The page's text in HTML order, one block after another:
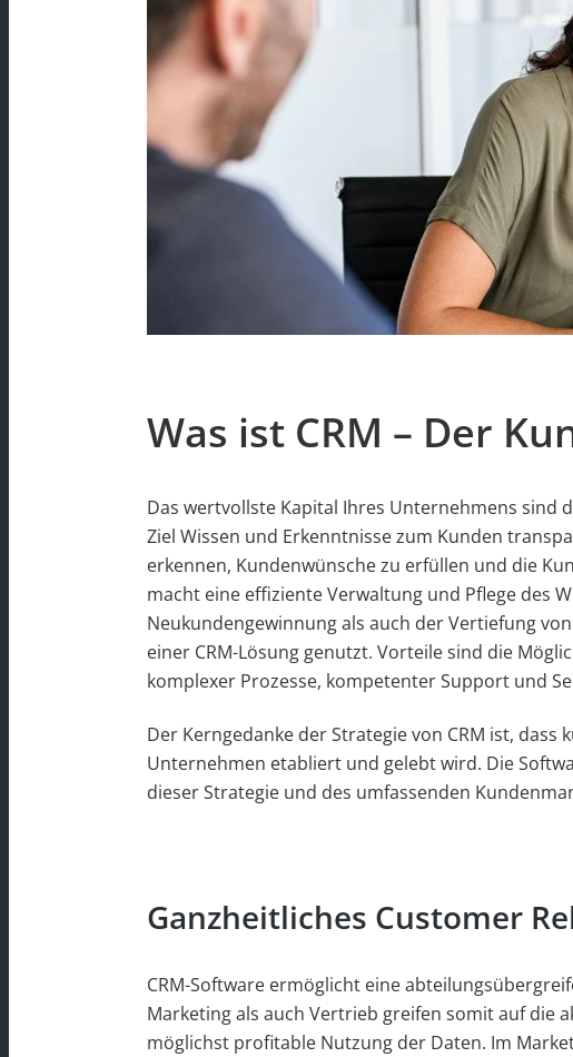
Was ist CRM – Der
Das wertvollste Kapital Ihres Unternehmens sind
Ziel Wissen und Erkenntnisse zum Kunden
erkennen, Kundenwünsche zu erfüllen und die
macht eine effiziente Verwaltung und Pflege des
Neukundengewinnung als auch der Vertiefung
einer CRM-Lösung genutzt. Vorteile sind die
komplexer Prozesse, kompetenter Support und
Der Kerngedanke der Strategie von CRM ist,
Unternehmen etabliert und gelebt wird. Die
dieser Strategie und des umfassenden
Ganzheitliches Customer
CRM-Software ermöglicht eine
Marketing als auch Vertrieb greifen somit auf die
möglichst profitable Nutzung der Daten. Im